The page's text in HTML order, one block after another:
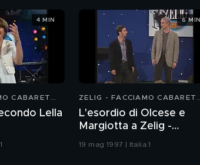
CABARET
Lella
4 MIN
ZELIG - FACCIAMO CABARET
L'esordio di Olcese e
Margiotta a Zelig -
Facciamo Cabaret 1997
19 mag 1997 | Italia 1
6 MIN